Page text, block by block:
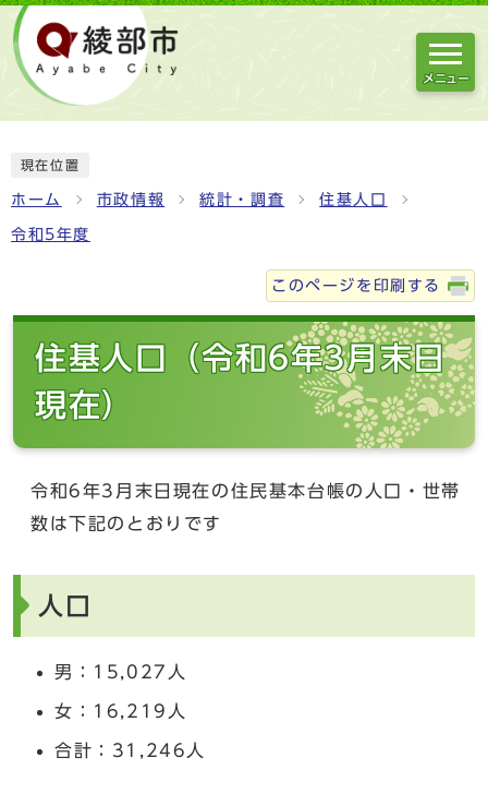
メニュー
現在位置
ホーム 市政情報 統計・調査 住基人口
令和5年度
このページを印刷する
住基人口（令和6年3月末日
現在）
令和6年3月末日現在の住民基本台帳の人口・世帯
数は下記のとおりです
人口
男：15,027人
女：16,219人
合計：31,246人